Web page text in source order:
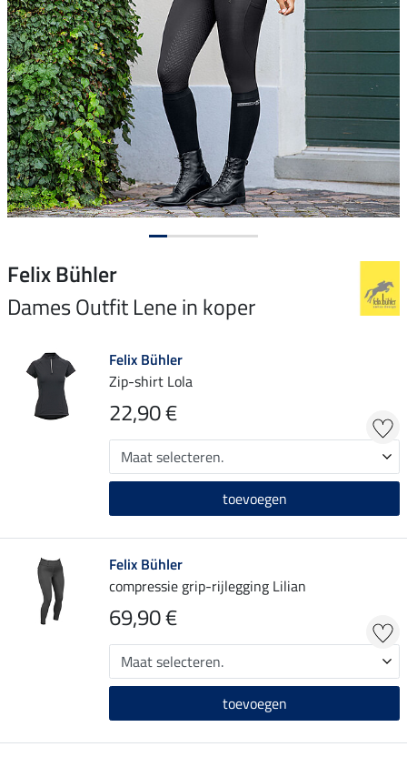
Felix Bühler
Dames Outfit Lene in koper
Felix Bühler
Zip-shirt Lola
22,90 €
toevoegen
Felix Bühler
compressie grip-rijlegging Lilian
69,90 €
toevoegen